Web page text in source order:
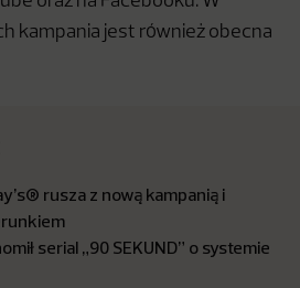
kampania jest również obecna
rusza z nową kampanią i
serial „90 SEKUND” o systemie